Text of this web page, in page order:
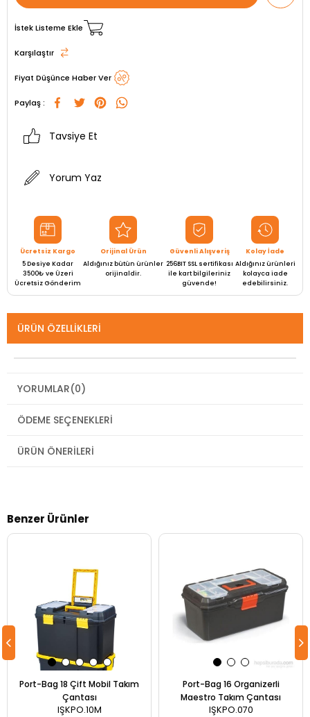
İstek Listeme Ekle
Karşılaştır
Fiyat Düşünce Haber Ver
Paylaş :
Tavsiye Et
Yorum Yaz
Ücretsiz Kargo
5 Desiye Kadar
3500₺ ve Üzeri
Ücretsiz Gönderim
Orijinal Ürün
Aldığınız bütün ürünler
orijinaldir.
Güvenli Alışveriş
256BIT SSL sertifikası
ile kart bilgileriniz
güvende!
Kolay İade
Aldığınız ürünleri
kolayca iade
edebilirsiniz.
ÜRÜN ÖZELLIKLERI
YORUMLAR(0)
ÖDEME SEÇENEKLERI
ÜRÜN ÖNERILERI
Benzer Ürünler
Port-Bag 18 Çift Mobil Takım
Çantası
IŞKPO.10M
Port-Bag 16 Organizerli
Maestro Takım Çantası
IŞKPO.070